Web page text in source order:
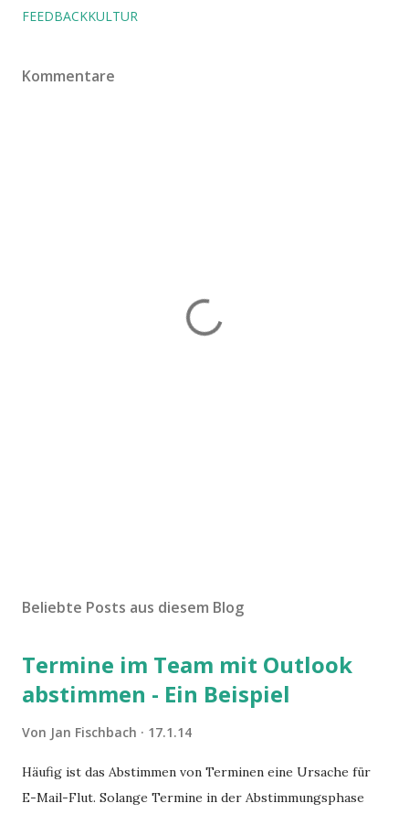
FEEDBACKKULTUR
Kommentare
Beliebte Posts aus diesem Blog
Termine im Team mit Outlook
abstimmen - Ein Beispiel
Von Jan Fischbach 17.1.14
Häufig ist das Abstimmen von Terminen eine Ursache für
E-Mail-Flut. Solange Termine in der Abstimmungsphase